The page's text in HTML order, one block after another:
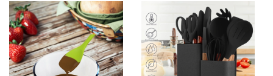
Schneebesen,
Küchenutensil
antihaftfähiges Silikon-
Spatel-Set zum Kochen